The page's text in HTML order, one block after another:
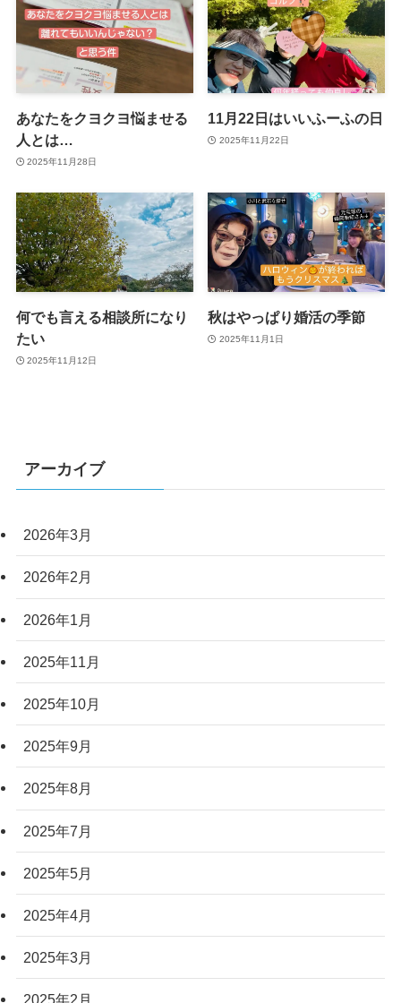
あなたをクヨクヨ悩ませる
人とは…
2025年11月28日
11月22日はいいふーふの日
2025年11月22日
何でも言える相談所になり
たい
2025年11月12日
秋はやっぱり婚活の季節
2025年11月1日
アーカイブ
2026年3月
2026年2月
2026年1月
2025年11月
2025年10月
2025年9月
2025年8月
2025年7月
2025年5月
2025年4月
2025年3月
2025年2月